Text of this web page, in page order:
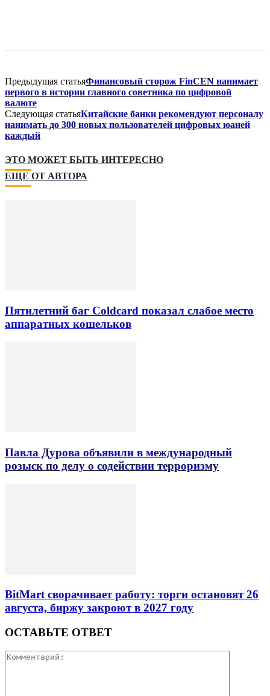
Предыдущая статьяФинансовый сторож FinCEN нанимает
первого в истории главного советника по цифровой
валюте
Следующая статьяКитайские банки рекомендуют персоналу
нанимать до 300 новых пользователей цифровых юаней
каждый
ЭТО МОЖЕТ БЫТЬ ИНТЕРЕСНО
ЕЩЕ ОТ АВТОРА
Пятилетний баг Coldcard показал слабое место
аппаратных кошельков
Павла Дурова объявили в международный
розыск по делу о содействии терроризму
BitMart сворачивает работу: торги остановят 26
августа, биржу закроют в 2027 году
ОСТАВЬТЕ ОТВЕТ